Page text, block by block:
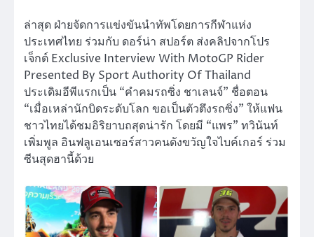
ล่าสุด ฝ่ายจัดการแข่งขันนำทัพโดยการกีฬาแห่ง
ประเทศไทย ร่วมกับ ดอร์น่า สปอร์ต ส่งคลิปจากโปร
เจ็กต์ Exclusive Interview With MotoGP Rider
Presented By Sport Authority Of Thailand
ประเดิมอีพีแรกเป็น “คำคมรถซิ่ง ชาเลนจ์” ชื่อตอน
“เมื่อเหล่านักบิดระดับโลก ขอเป็นตัวตึงรถซิ่ง” ให้แฟน
ชาวไทยได้ชมอิริยาบถสุดน่ารัก โดยมี “แพร” ทวินันท์
เพิ่มพูล อินฟลูเอนเซอร์สาวคนดังขวัญใจไบค์เกอร์ ร่วม
ซีนสุดฮานี้ด้วย